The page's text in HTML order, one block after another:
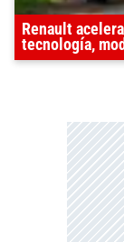
Renault
tecnología,